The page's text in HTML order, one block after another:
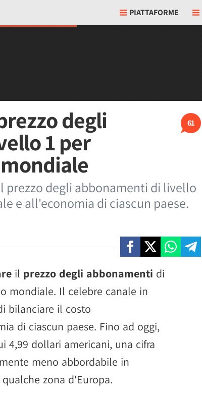
PIATTAFORME
61
degli
1 per
prezzo degli abbonamenti di livello
e all'economia di ciascun paese.
il prezzo degli abbonamenti di
mondiale. Il celebre canale in
bilanciare il costo
di ciascun paese. Fino ad oggi,
4,99 dollari americani, una cifra
meno abbordabile in
zona d'Europa.